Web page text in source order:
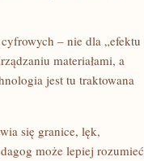
– nie dla „efektu
materiałami, a
jest tu traktowana
się granice, lęk,
może lepiej rozumieć